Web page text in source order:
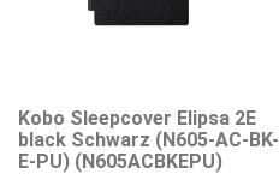
Kobo Sleepcover Elipsa 2E
black Schwarz (N605-AC-BK-
E-PU) (N605ACBKEPU)